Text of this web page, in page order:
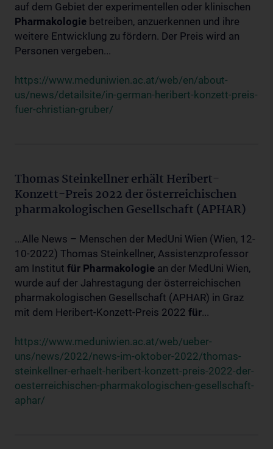
auf dem Gebiet der experimentellen oder klinischen
Pharmakologie betreiben, anzuerkennen und ihre
weitere Entwicklung zu fördern. Der Preis wird an
Personen vergeben...
https://www.meduniwien.ac.at/web/en/about-
us/news/detailsite/in-german-heribert-konzett-preis-
fuer-christian-gruber/
Thomas Steinkellner erhält Heribert-
Konzett-Preis 2022 der österreichischen
pharmakologischen Gesellschaft (APHAR)
...Alle News – Menschen der MedUni Wien (Wien, 12-
10-2022) Thomas Steinkellner, Assistenzprofessor
am Institut für Pharmakologie an der MedUni Wien,
wurde auf der Jahrestagung der österreichischen
pharmakologischen Gesellschaft (APHAR) in Graz
mit dem Heribert-Konzett-Preis 2022 für...
https://www.meduniwien.ac.at/web/ueber-
uns/news/2022/news-im-oktober-2022/thomas-
steinkellner-erhaelt-heribert-konzett-preis-2022-der-
oesterreichischen-pharmakologischen-gesellschaft-
aphar/